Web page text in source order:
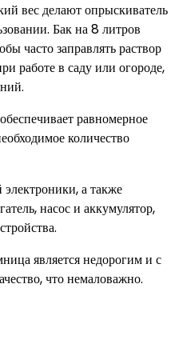
вес делают опрыскиватель
Бак на 8 литров
часто заправлять раствор
работе в саду или огороде,
равномерное
количество
а также
насос и аккумулятор,
является недорогим и с
что немаловажно.